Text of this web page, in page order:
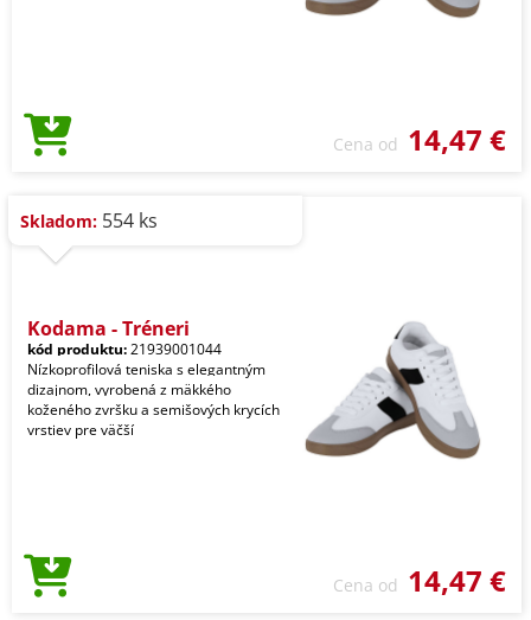
Cena od 14,47 €
Skladom: 554 ks
Kodama - Tréneri
kód produktu:21939001044
Nízkoprofilová teniska s elegantným
dizajnom, vyrobená z mäkkého
koženého zvršku a semišových krycích
vrstiev pre väčší
Cena od 14,47 €